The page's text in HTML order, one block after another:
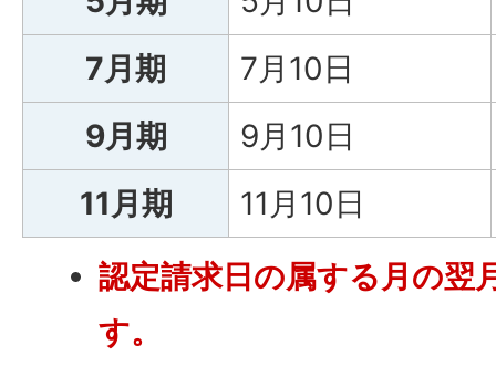
7月期
7月10日
9月期
9月10日
11月期
11月10日
認定請求日の属する月の翌
す。